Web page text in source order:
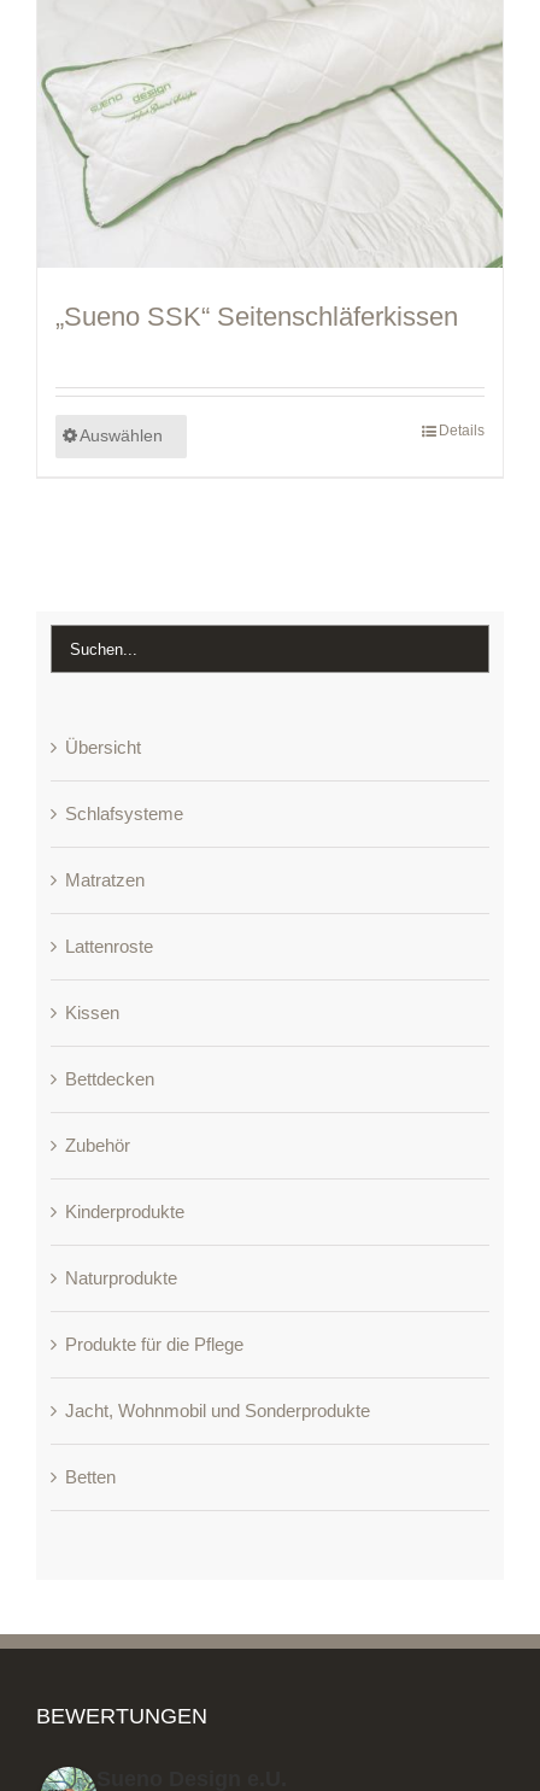
„Sueno SSK“ Seitenschläferkissen
Auswählen Details
Übersicht
Schlafsysteme
Matratzen
Lattenroste
Kissen
Bettdecken
Zubehör
Kinderprodukte
Naturprodukte
Produkte für die Pflege
Jacht, Wohnmobil und Sonderprodukte
Betten
BEWERTUNGEN